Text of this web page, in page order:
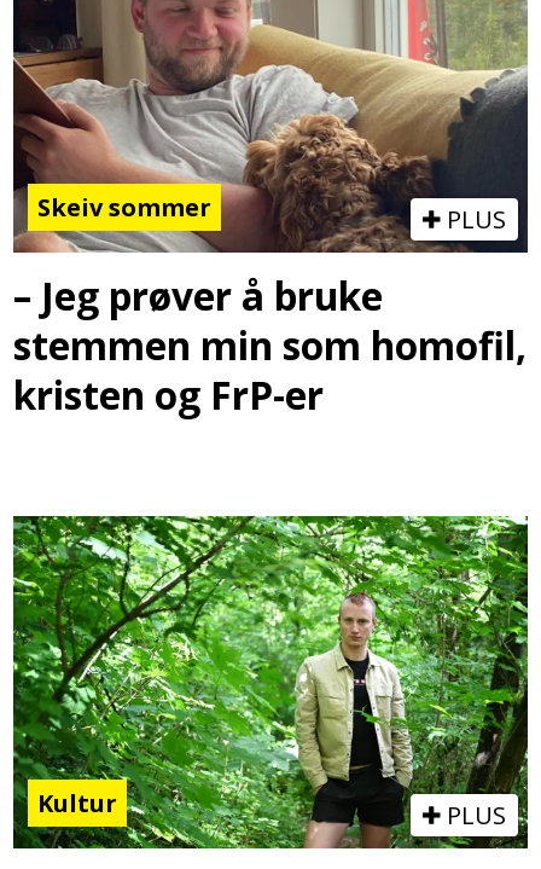
Skeiv sommer PLUS
– Jeg prøver å bruke
stemmen min som homofil,
kristen og FrP-er
Kultur PLUS